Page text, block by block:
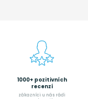
1000+ pozitivních
recenzí
zákazníci u nás rádi